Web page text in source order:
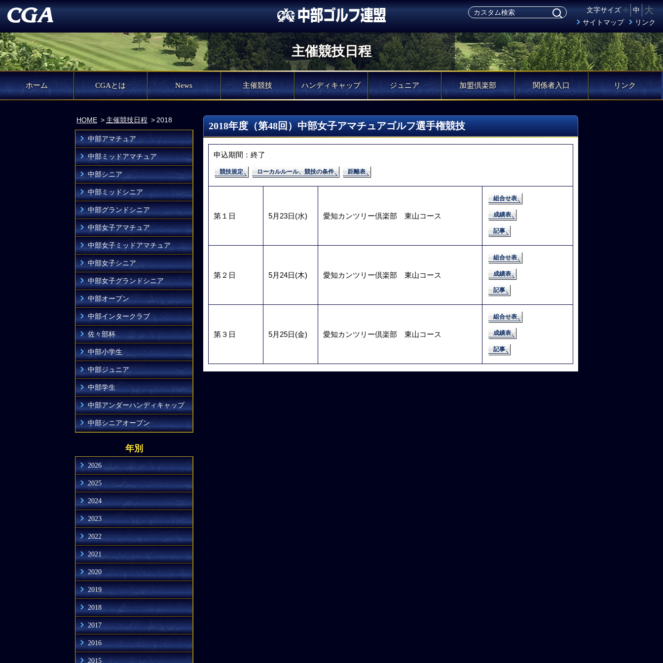
文字サイズ 小 中 大
サイトマップ リンク
主催競技日程
ホーム CGAとは News 主催競技 ハンディキャップ ジュニア 加盟倶楽部 関係者入口 リンク
HOME 主催競技日程 2018
中部アマチュア
中部ミッドアマチュア
中部シニア
中部ミッドシニア
中部グランドシニア
中部女子アマチュア
中部女子ミッドアマチュア
中部女子シニア
中部女子グランドシニア
中部オープン
中部インタークラブ
佐々部杯
中部小学生
中部ジュニア
中部学生
中部アンダーハンディキャップ
中部シニアオープン
年別
2026
2025
2024
2023
2022
2021
2020
2019
2018
2017
2016
2015
2018年度（第48回）中部女子アマチュアゴルフ選手権競技
申込期間：終了
競技規定 ローカルルール、競技の条件 距離表
第１日 5月23日(水) 愛知カンツリー倶楽部 東山コース
組合せ表
成績表
記事
第２日 5月24日(木) 愛知カンツリー倶楽部 東山コース
組合せ表
成績表
記事
第３日 5月25日(金) 愛知カンツリー倶楽部 東山コース
組合せ表
成績表
記事